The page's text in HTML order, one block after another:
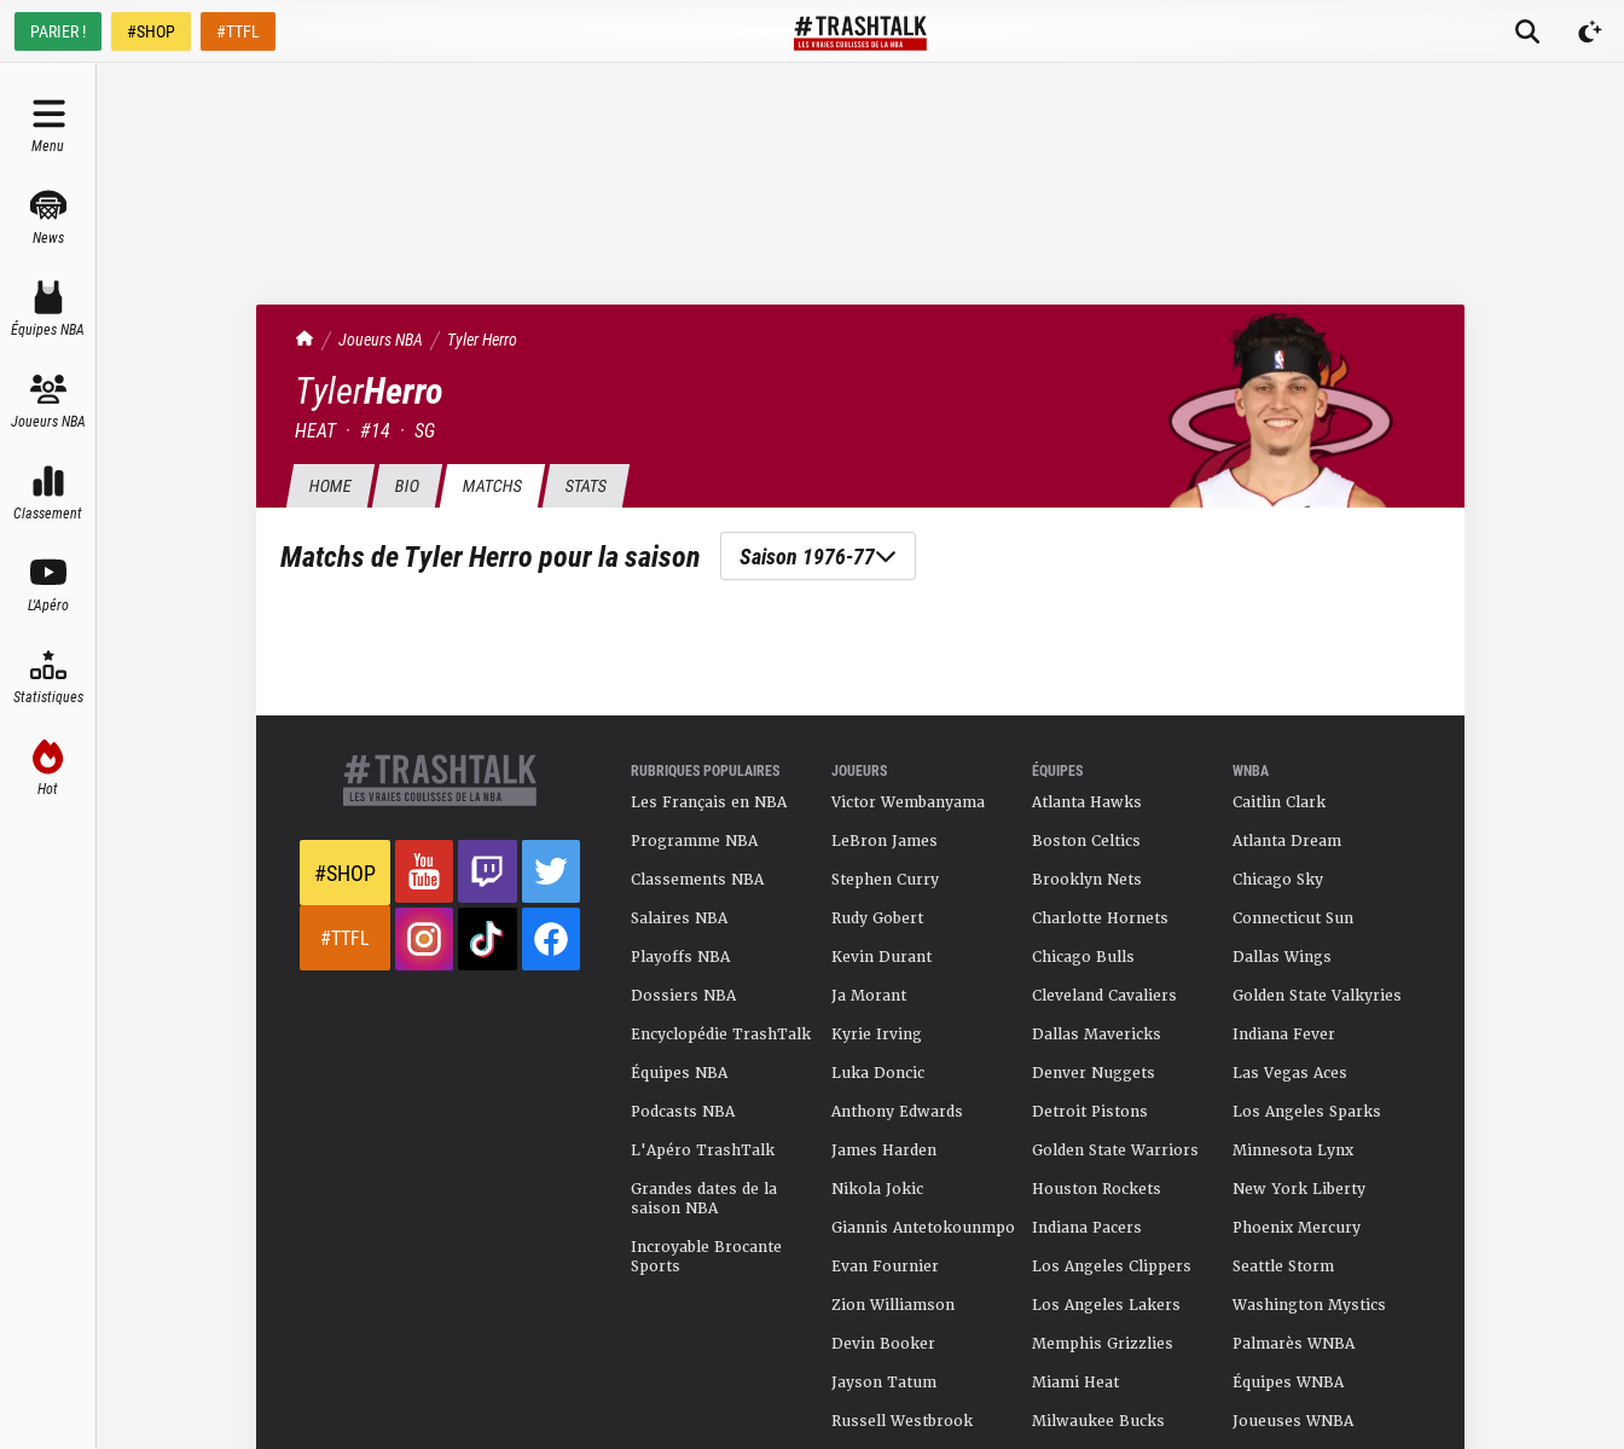
PARIER ! #SHOP #TTFL
Menu
News
Équipes NBA
Joueurs NBA
Classement
L'Apéro
Statistiques
Hot
TrashTalk Actu NBA
Joueurs NBA TylerHerro
TylerHerro
HEAT · #14 · SG
HOME BIO MATCHS STATS
Matchs deTyler Herropour la saison Saison 1976-77
#SHOP
#TTFL
RUBRIQUES POPULAIRES
Les Français en NBA
Programme NBA
Classements NBA
Salaires NBA
Playoffs NBA
Dossiers NBA
Encyclopédie TrashTalk
Équipes NBA
Podcasts NBA
L'Apéro TrashTalk
Grandes dates de la
saison NBA
Incroyable Brocante
Sports
JOUEURS
Victor Wembanyama
LeBron James
Stephen Curry
Rudy Gobert
Kevin Durant
Ja Morant
Kyrie Irving
Luka Doncic
Anthony Edwards
James Harden
Nikola Jokic
Giannis Antetokounmpo
Evan Fournier
Zion Williamson
Devin Booker
Jayson Tatum
Russell Westbrook
ÉQUIPES
Atlanta Hawks
Boston Celtics
Brooklyn Nets
Charlotte Hornets
Chicago Bulls
Cleveland Cavaliers
Dallas Mavericks
Denver Nuggets
Detroit Pistons
Golden State Warriors
Houston Rockets
Indiana Pacers
Los Angeles Clippers
Los Angeles Lakers
Memphis Grizzlies
Miami Heat
Milwaukee Bucks
WNBA
Caitlin Clark
Atlanta Dream
Chicago Sky
Connecticut Sun
Dallas Wings
Golden State Valkyries
Indiana Fever
Las Vegas Aces
Los Angeles Sparks
Minnesota Lynx
New York Liberty
Phoenix Mercury
Seattle Storm
Washington Mystics
Palmarès WNBA
Équipes WNBA
Joueuses WNBA